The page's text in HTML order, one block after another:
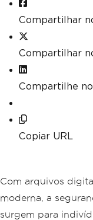
Compartilhar
Compartilhar
Compartilhe
Copiar URL
Com arquivos
moderna, a
surgem para